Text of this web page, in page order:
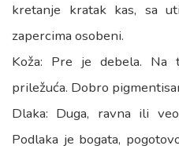
kretanje kratak kas, sa
zapercima osobeni.
Koža: Pre je debela. Na
priležuća. Dobro
Dlaka: Duga, ravna ili
Podlaka je bogata,